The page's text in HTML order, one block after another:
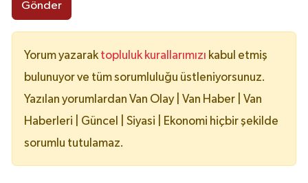
Gönder
Yorum yazaraktopluluk kurallarımızı kabul etmiş
bulunuyor ve tüm sorumluluğu üstleniyorsunuz.
Yazılan yorumlardan Van Olay | Van Haber | Van
Haberleri | Güncel | Siyasi | Ekonomi hiçbir şekilde
sorumlu tutulamaz.